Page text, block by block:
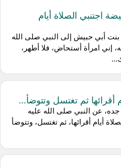
اجتنبي الصلاة أيام
أبي حبيش إلى النبي صلى الله
إني امرأة أستحاض، فلا أطهر،
أقرائها ثم تغتسل وتتوضأ...
عن النبي صلى الله عليه
أيام أقرائها، ثم تغتسل، وتتوضأ